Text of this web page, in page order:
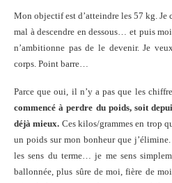
Mon objectif est d’atteindre les 57 kg. Je
mal à descendre en dessous… et puis
n’ambitionne pas de le devenir. Je
corps. Point barre…
Parce que oui, il n’y a pas que les
commencé à perdre du poids, soit
déjà mieux. Ces kilos/grammes en trop
un poids sur mon bonheur que
les sens du terme… je me sens
ballonnée, plus sûre de moi, fière de